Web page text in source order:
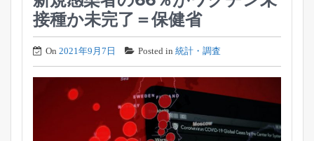
接種か未完了＝保健省
On 2021年9月7日 Posted in 統計・調査